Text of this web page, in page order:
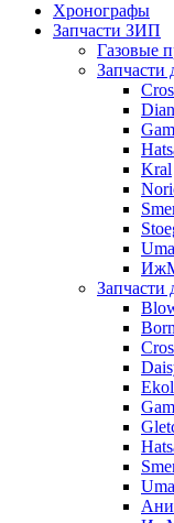
Хронографы
Запчасти ЗИП
Газовые
Запчасти
Kral
Запчасти
Ekol